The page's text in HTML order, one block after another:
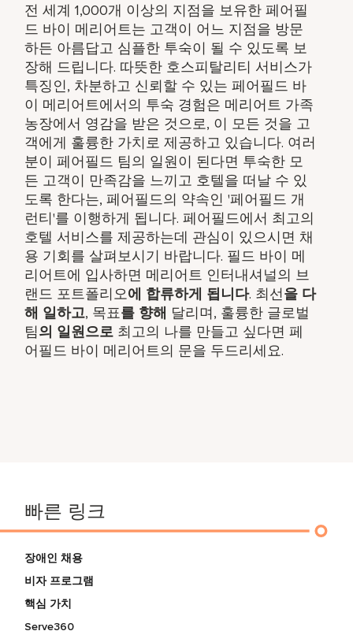
전 세계 1,000개 이상의 지점을 보유한 페어필
드 바이 메리어트는 고객이 어느 지점을 방문
하든 아름답고 심플한 투숙이 될 수 있도록 보
장해 드립니다. 따뜻한 호스피탈리티 서비스가
특징인, 차분하고 신뢰할 수 있는 페어필드 바
이 메리어트에서의 투숙 경험은 메리어트 가족
농장에서 영감을 받은 것으로, 이 모든 것을 고
객에게 훌륭한 가치로 제공하고 있습니다. 여러
분이 페어필드 팀의 일원이 된다면 투숙한 모
든 고객이 만족감을 느끼고 호텔을 떠날 수 있
도록 한다는, 페어필드의 약속인 '페어필드 개
런티'를 이행하게 됩니다. 페어필드에서 최고의
호텔 서비스를 제공하는데 관심이 있으시면 채
용 기회를 살펴보시기 바랍니다. 필드 바이 메
리어트에 입사하면 메리어트 인터내셔널의 브
랜드 포트폴리오에 합류하게 됩니다. 최선을 다
해 일하고, 목표를 향해 달리며, 훌륭한 글로벌
팀의 일원으로 최고의 나를 만들고 싶다면 페
어필드 바이 메리어트의 문을 두드리세요.
빠른 링크
장애인 채용
비자 프로그램
핵심 가치
Serve360